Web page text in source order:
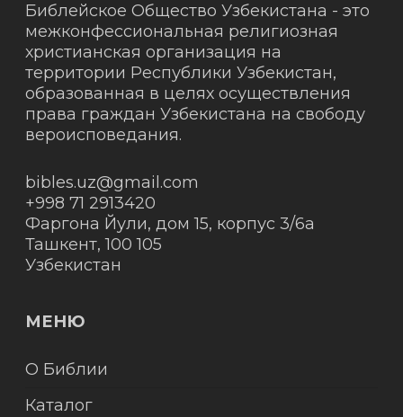
Библейское Общество Узбекистана - это
межконфессиональная религиозная
христианская организация на
территории Республики Узбекистан,
образованная в целях осуществления
права граждан Узбекистана на свободу
вероисповедания.
bibles.uz@gmail.com
+998 71 2913420
Фаргона Йули, дом 15, корпус 3/6а
Ташкент,100 105
Узбекистан
МЕНЮ
О Библии
Каталог